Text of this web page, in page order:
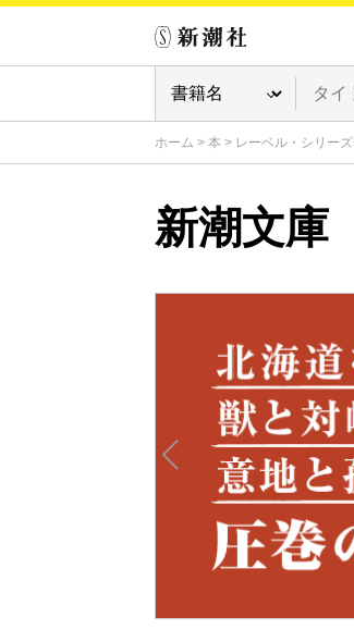
ホーム > 本 > レーベル・シリー
新潮文庫